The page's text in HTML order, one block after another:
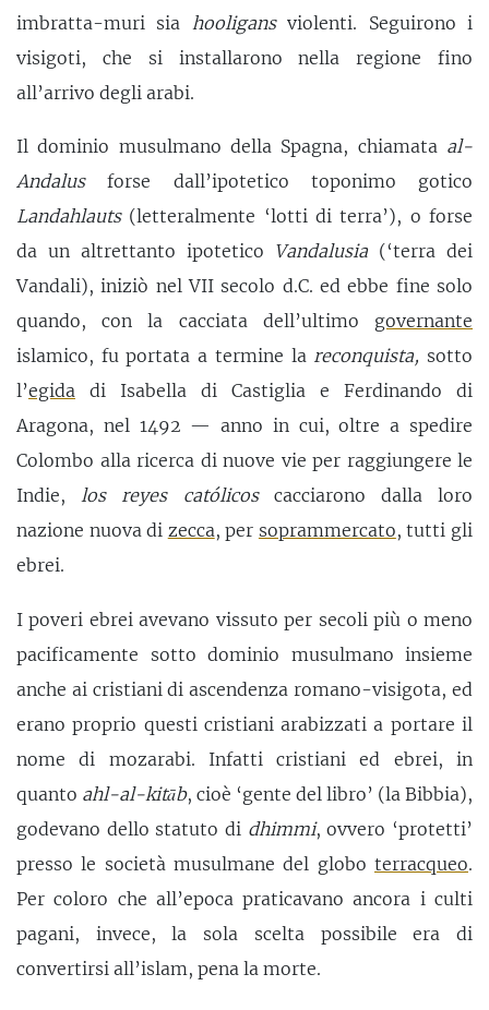
imbratta-muri sia
hooligansviolenti. Seguirono i
visigoti, che si installarono nella regione fino
all’arrivo degli arabi.
Il dominio musulmano della Spagna, chiamata al-
Andalusforse dall’ipotetico toponimo gotico
Landahlauts(letteralmente ‘lotti di terra’), o forse
da un altrettanto ipotetico Vandalusia(‘terra dei
Vandali), iniziò nel VII secolo d.C. ed ebbe fine solo
quando, con la cacciata dell’ultimo governante
islamico, fu portata a termine la reconquista, sotto
l’egida di Isabella di Castiglia e Ferdinando di
Aragona, nel 1492 — anno in cui, oltre a spedire
Colombo alla ricerca di nuove vie per raggiungere le
Indie,los reyes católicoscacciarono dalla loro
nazione nuova di zecca, per soprammercato, tutti gli
ebrei.
I poveri ebrei avevano vissuto per secoli più o meno
pacificamente sotto dominio musulmano insieme
anche ai cristiani di ascendenza romano-visigota, ed
erano proprio questi cristiani arabizzati a portare il
nome di mozarabi. Infatti cristiani ed ebrei, in
quanto ahl-al-kitāb, cioè ‘gente del libro’ (la Bibbia),
godevano dello statuto di dhimmi, ovvero ‘protetti’
presso le società musulmane del globo terracqueo.
Per coloro che all’epoca praticavano ancora i culti
pagani, invece, la sola scelta possibile era di
convertirsi all’islam, pena la morte.